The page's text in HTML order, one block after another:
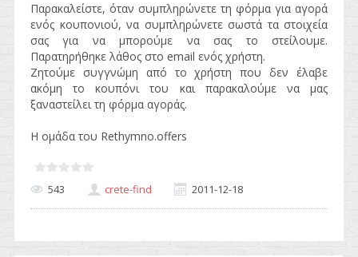
Παρακαλείστε, όταν συμπληρώνετε τη φόρμα για αγορά
ενός κουπονιού, να συμπληρώνετε σωστά τα στοιχεία
σας για να μπορούμε να σας το στείλουμε.
Παρατηρήθηκε λάθος στο email ενός χρήστη.
Ζητούμε συγγνώμη από το χρήστη που δεν έλαβε
ακόμη το κουπόνι του και παρακαλούμε να μας
ξαναστείλει τη φόρμα αγοράς.
Η ομάδα του Rethymno.offers
543 crete-find 2011-12-18